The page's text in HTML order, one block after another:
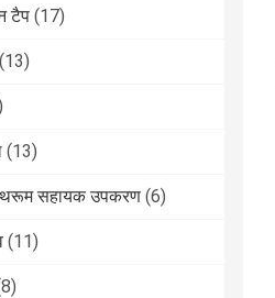
टैप (17)
(13)
(13)
सहायक उपकरण (6)
(11)